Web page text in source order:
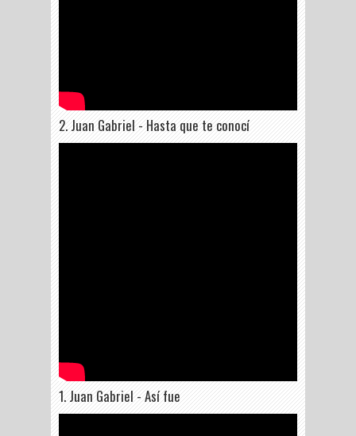
2. Juan Gabriel - Hasta que te conocí
1. Juan Gabriel - Así fue